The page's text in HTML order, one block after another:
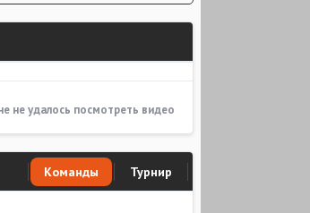
не удалось посмотреть видео
Команды Турнир